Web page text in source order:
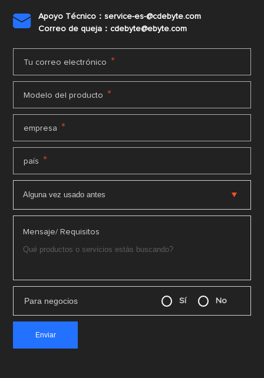

Apoyo Técnico：service-es-@cdebyte.com
Correo de queja：cdebyte@ebyte.com
Tu correo electrónico *
Modelo del producto *
empresa *
país *
Mensaje/ Requisitos
Para negocios Sí No